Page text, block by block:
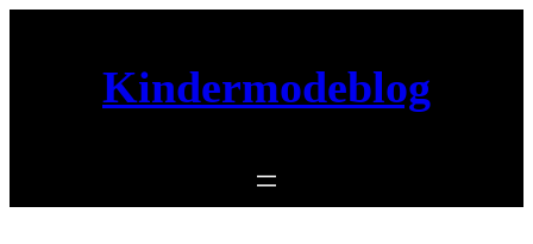
Kindermodeblog